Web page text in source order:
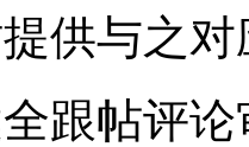
供与之
全跟帖评